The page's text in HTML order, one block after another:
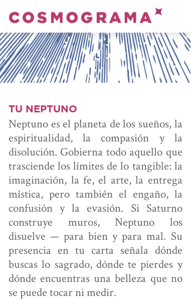
ASTROLOGÍA
TU CARTA
ÁREA
PERSONAL
NOSOTROS
TU NEPTUNO
Neptuno es el planeta de los sueños, la
espiritualidad, la compasión y la
disolución. Gobierna todo aquello que
trasciende los límites de lo tangible: la
imaginación, la fe, el arte, la entrega
mística, pero también el engaño, la
confusión y la evasión. Si Saturno
construye muros, Neptuno los
disuelve — para bien y para mal. Su
presencia en tu carta señala dónde
buscas lo sagrado, dónde te pierdes y
dónde encuentras una belleza que no
se puede tocar ni medir.